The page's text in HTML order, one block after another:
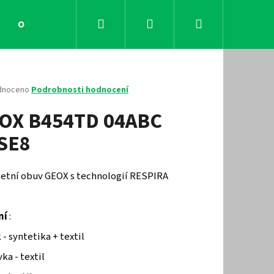
Obchodní podmínky KontaktyPřihlášení
Podrobnosti hodnocení
B454TD 04ABC
obuv GEOX s technologií RESPIRA
:
- syntetika + textil
- textil